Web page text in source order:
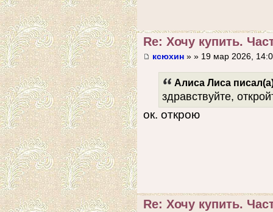
Re: Хочу купить.
ксюхин » » 19 мар 2026,
Алиса Лиса
здравствуйте,
ок. открою
Re: Хочу купить.